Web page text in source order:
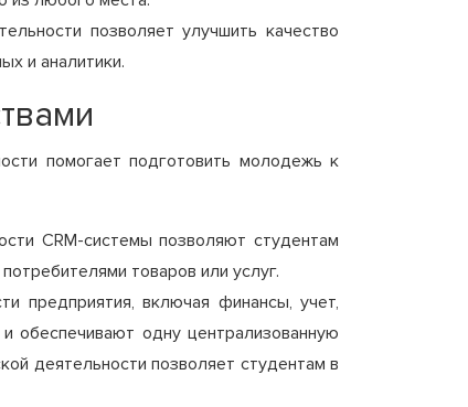
позволяет улучшить качество
и аналитики.
помогает подготовить молодежь к
CRM-системы позволяют студентам
товаров или услуг.
предприятия, включая финансы, учет,
обеспечивают одну централизованную
деятельности позволяет студентам в